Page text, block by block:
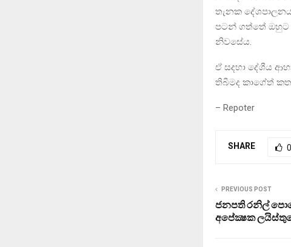
තැනක
පටන් ගත්තේ ඔහුට
නිවසේය.
ඒ සදහා දේශීය
තිබීමද කාගේත්
– Repoter
SHARE 0
PREVIOUS POST
ජනපති රනිල්
අපේක්‍ෂක